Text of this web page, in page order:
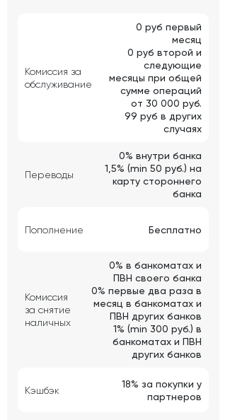
Комиссия за
обслуживание
0 руб первый
месяц
0 руб второй и
следующие
месяцы при общей
сумме операций
от 30 000 руб.
99 руб в других
случаях
Переводы
0% внутри банка
1,5% (min 50 руб.) на
карту стороннего
банка
Пополнение Бесплатно
Комиссия
за снятие
наличных
0% в банкоматах и
ПВН своего банка
0% первые два раза в
месяц в банкоматах и
ПВН других банков
1% (min 300 руб.) в
банкоматах и ПВН
других банков
Кэшбэк
18% за покупки у
партнеров